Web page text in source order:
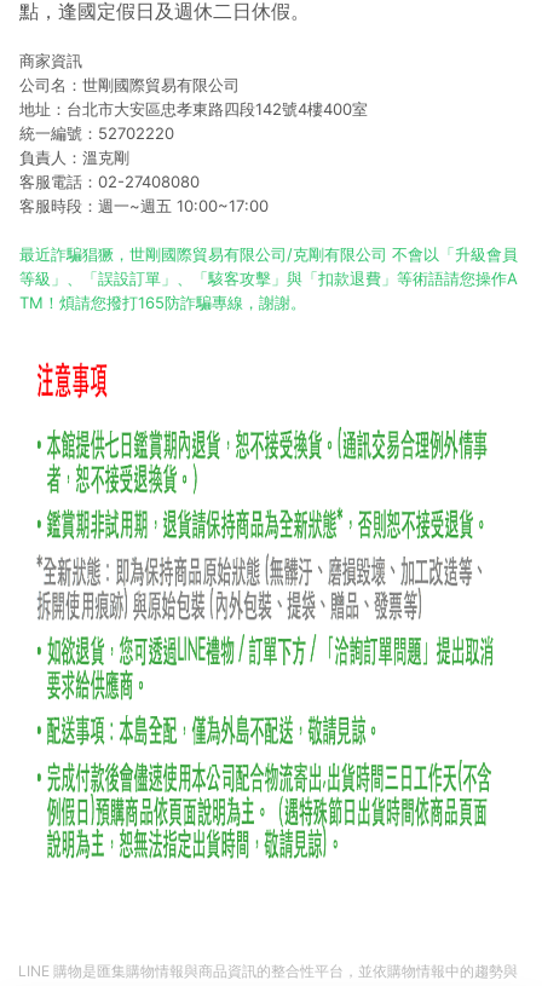
點，逢國定假日及週休二日休假。
商家資訊
公司名：世剛國際貿易有限公司
地址：台北市大安區忠孝東路四段142號4樓400室
統一編號：52702220
負責人：溫克剛
客服電話：02-27408080
客服時段：週一~週五 10:00~17:00
最近詐騙猖獗，世剛國際貿易有限公司/克剛有限公司 不會以「升級會員
等級」、「誤設訂單」、「駭客攻擊」與「扣款退費」等術語請您操作A
TM！煩請您撥打165防詐騙專線，謝謝。
LINE 購物是匯集購物情報與商品資訊的整合性平台，並依購物情報中的趨勢與